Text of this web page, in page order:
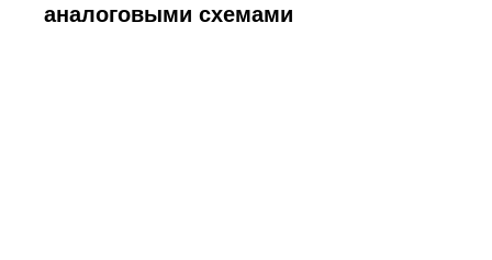
аналоговыми схемами